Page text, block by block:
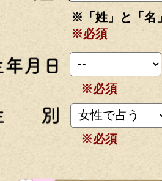
※「姓」と「名
※必須
※必須
※必須